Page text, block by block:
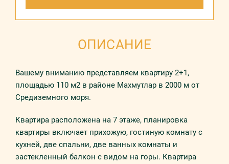
ОПИСАНИЕ
Вашему вниманию представляем квартиру 2+1,
площадью 110 м2 в районе Махмутлар в 2000 м от
Средиземного моря.
Квартира расположена на 7 этаже, планировка
квартиры включает прихожую, гостиную комнату с
кухней, две спальни, две ванных комнаты и
застекленный балкон с видом на горы. Квартира